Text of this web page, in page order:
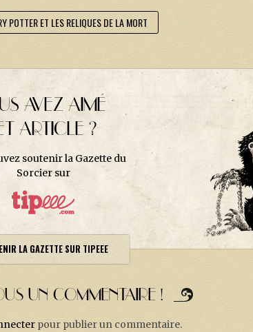
POTTER ET LES RELIQUES DE LA MORT
AVEZ AIMÉ
ARTICLE ?
soutenir la Gazette du
Sorcier sur
LA GAZETTE SUR TIPEEE
UN COMMENTAIRE !
pour publier un commentaire.